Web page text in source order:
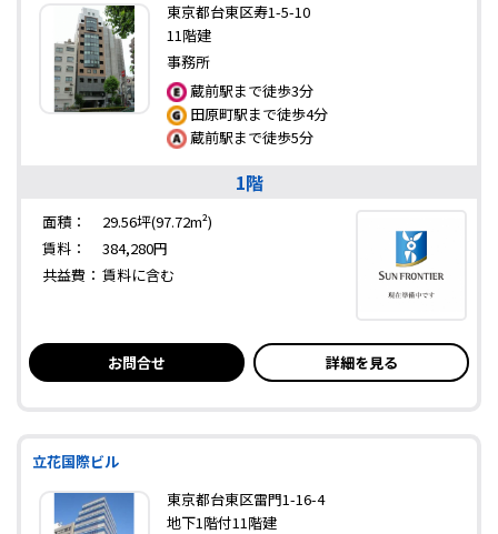
東京都台東区寿1-5-10
11階建
事務所
蔵前駅まで徒歩3分
田原町駅まで徒歩4分
蔵前駅まで徒歩5分
1階
面積：
29.56坪(97.72m²)
賃料：
384,280円
共益費： 賃料に含む
お問合せ 詳細を見る
立花国際ビル
東京都台東区雷門1-16-4
地下1階付11階建